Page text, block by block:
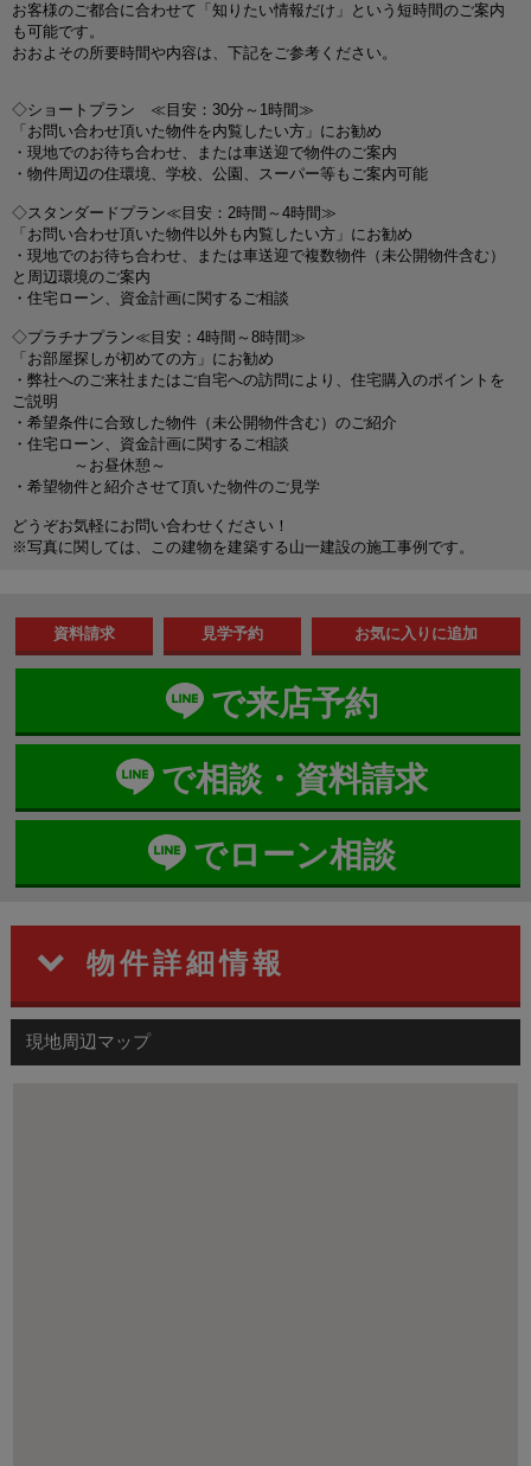
お客様のご都合に合わせて「知りたい情報だけ」という短時間のご案内
も可能です。
おおよその所要時間や内容は、下記をご参考ください。
◇ショートプラン ≪目安：30分～1時間≫
「お問い合わせ頂いた物件を内覧したい方」にお勧め
・現地でのお待ち合わせ、または車送迎で物件のご案内
・物件周辺の住環境、学校、公園、スーパー等もご案内可能
◇スタンダードプラン≪目安：2時間～4時間≫
「お問い合わせ頂いた物件以外も内覧したい方」にお勧め
・現地でのお待ち合わせ、または車送迎で複数物件（未公開物件含む）
と周辺環境のご案内
・住宅ローン、資金計画に関するご相談
◇プラチナプラン≪目安：4時間～8時間≫
「お部屋探しが初めての方」にお勧め
・弊社へのご来社またはご自宅への訪問により、住宅購入のポイントを
ご説明
・希望条件に合致した物件（未公開物件含む）のご紹介
・住宅ローン、資金計画に関するご相談
～お昼休憩～
・希望物件と紹介させて頂いた物件のご見学
どうぞお気軽にお問い合わせください！
※写真に関しては、この建物を建築する山一建設の施工事例です。
資料請求 見学予約
で来店予約
で相談・資料請求
でローン相談
物件詳細情報
現地周辺マップ